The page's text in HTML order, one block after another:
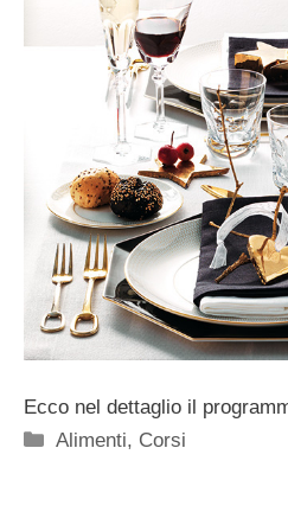
Ecco nel dettaglio il
Categorie
Alimenti, Corsi